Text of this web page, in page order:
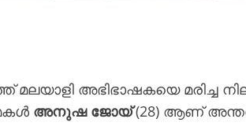
അഭിഭാഷകയെ മരിച്ച
അനുഷ ജോയ്(28) ആണ്